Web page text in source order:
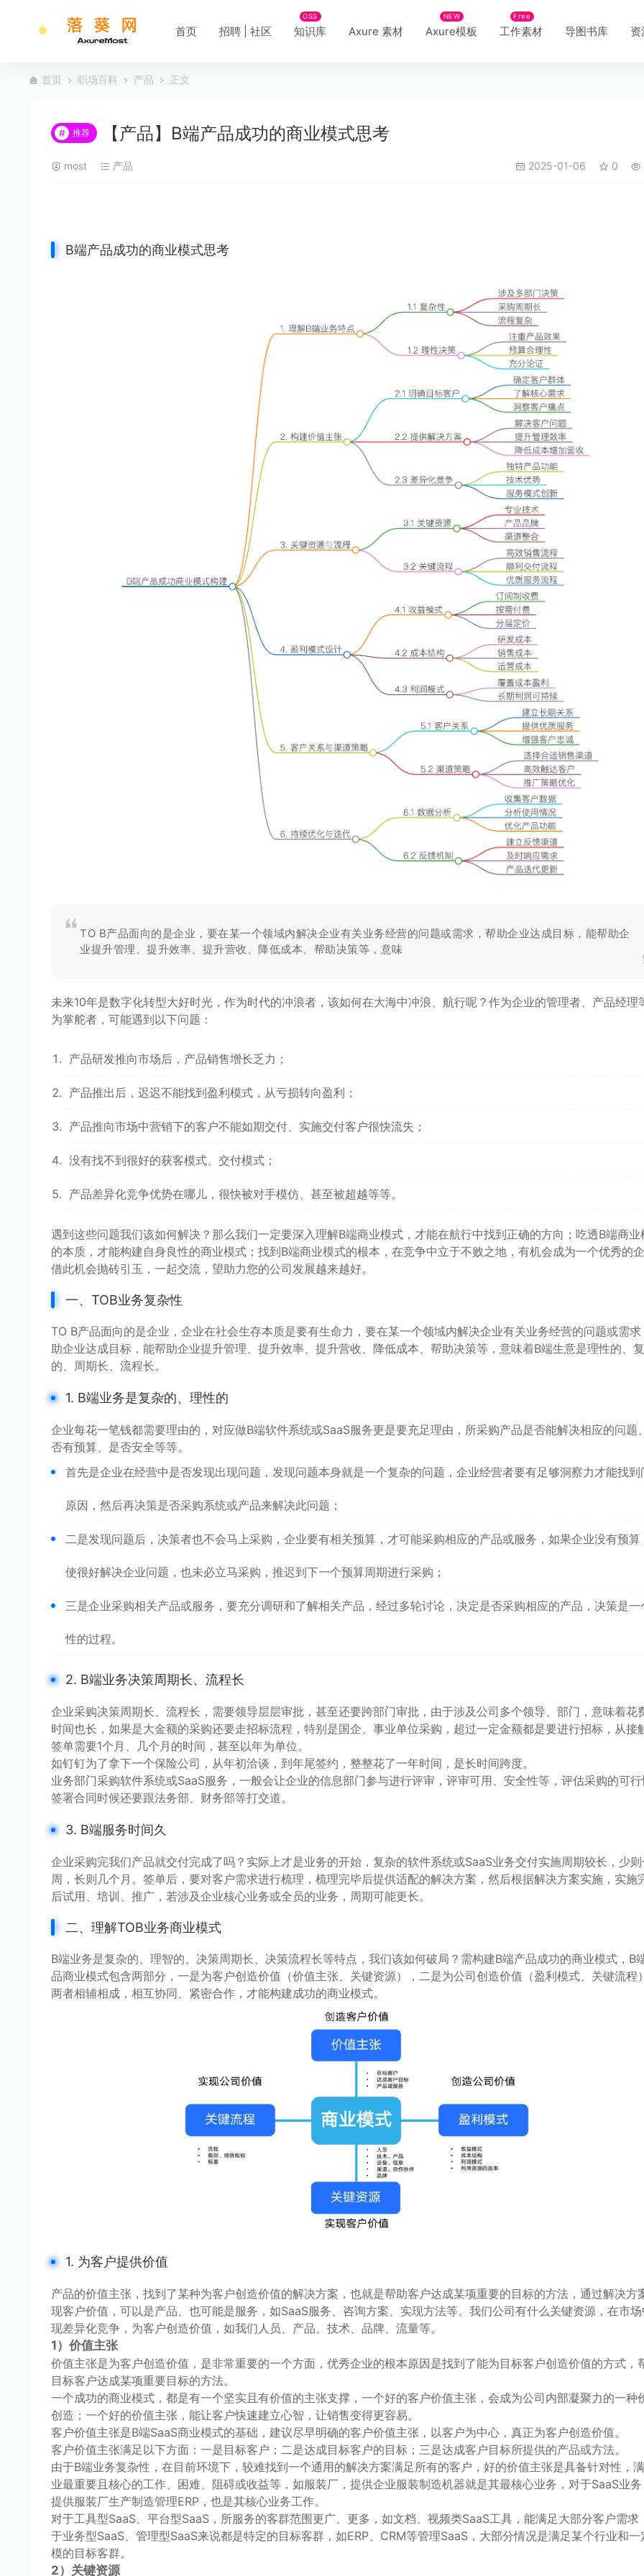
首页 招聘 | 社区 知识库
OSS
Axure 素材 Axure模板
NEW
工作素材
Free
导图书库 资
首页 职场百科 产品 正文
# 推荐 【产品】B端产品成功的商业模式思考
most 产品 2025-01-06 0
B端产品成功的商业模式思考
TO B产品面向的是企业，要在某一个领域内解决企业有关业务经营的问题或需求，帮助企业达成目标，能帮助企
业提升管理、提升效率、提升营收、降低成本、帮助决策等，意味
未来10年是数字化转型大好时光，作为时代的冲浪者，该如何在大海中冲浪、航行呢？作为企业的管理者、产品经理
为掌舵者，可能遇到以下问题：
产品研发推向市场后，产品销售增长乏力；
产品推出后，迟迟不能找到盈利模式，从亏损转向盈利；
产品推向市场中营销下的客户不能如期交付、实施交付客户很快流失；
没有找不到很好的获客模式、交付模式；
产品差异化竞争优势在哪儿，很快被对手模仿、甚至被超越等等。
遇到这些问题我们该如何解决？那么我们一定要深入理解B端商业模式，才能在航行中找到正确的方向；吃透B端商业
的本质，才能构建自身良性的商业模式；找到B端商业模式的根本，在竞争中立于不败之地，有机会成为一个优秀的企
借此机会抛砖引玉，一起交流，望助力您的公司发展越来越好。
一、TOB业务复杂性
TO B产品面向的是企业，企业在社会生存本质是要有生命力，要在某一个领域内解决企业有关业务经营的问题或需求
助企业达成目标，能帮助企业提升管理、提升效率、提升营收、降低成本、帮助决策等，意味着B端生意是理性的、
的、周期长、流程长。
1. B端业务是复杂的、理性的
企业每花一笔钱都需要理由的，对应做B端软件系统或SaaS服务更是要充足理由，所采购产品是否能解决相应的问题
否有预算、是否安全等等。
首先是企业在经营中是否发现出现问题，发现问题本身就是一个复杂的问题，企业经营者要有足够洞察力才能找到
原因，然后再决策是否采购系统或产品来解决此问题；
二是发现问题后，决策者也不会马上采购，企业要有相关预算，才可能采购相应的产品或服务，如果企业没有预算
使很好解决企业问题，也未必立马采购，推迟到下一个预算周期进行采购；
三是企业采购相关产品或服务，要充分调研和了解相关产品，经过多轮讨论，决定是否采购相应的产品，决策是一
性的过程。
2. B端业务决策周期长、流程长
企业采购决策周期长、流程长，需要领导层层审批，甚至还要跨部门审批，由于涉及公司多个领导、部门，意味着花
时间也长，如果是大金额的采购还要走招标流程，特别是国企、事业单位采购，超过一定金额都是要进行招标，从接
签单需要1个月、几个月的时间，甚至以年为单位。
如钉钉为了拿下一个保险公司，从年初洽谈，到年尾签约，整整花了一年时间，是长时间跨度。
业务部门采购软件系统或SaaS服务，一般会让企业的信息部门参与进行评审，评审可用、安全性等，评估采购的可行
签署合同时候还要跟法务部、财务部等打交道。
3. B端服务时间久
企业采购完我们产品就交付完成了吗？实际上才是业务的开始，复杂的软件系统或SaaS业务交付实施周期较长，少则
周，长则几个月。签单后，要对客户需求进行梳理，梳理完毕后提供适配的解决方案，然后根据解决方案实施，实施
后试用、培训、推广，若涉及企业核心业务或全员的业务，周期可能更长。
二、理解TOB业务商业模式
B端业务是复杂的、理智的、决策周期长、决策流程长等特点，我们该如何破局？需构建B端产品成功的商业模式，B
品商业模式包含两部分，一是为客户创造价值（价值主张、关键资源），二是为公司创造价值（盈利模式、关键流程
两者相辅相成，相互协同、紧密合作，才能构建成功的商业模式。
1. 为客户提供价值
产品的价值主张，找到了某种为客户创造价值的解决方案，也就是帮助客户达成某项重要的目标的方法，通过解决方
现客户价值，可以是产品、也可能是服务，如SaaS服务、咨询方案、实现方法等。我们公司有什么关键资源，在市场
现差异化竞争，为客户创造价值，如我们人员、产品、技术、品牌、流量等。
1）价值主张
价值主张是为客户创造价值，是非常重要的一个方面，优秀企业的根本原因是找到了能为目标客户创造价值的方式，
目标客户达成某项重要目标的方法。
一个成功的商业模式，都是有一个坚实且有价值的主张支撑，一个好的客户价值主张，会成为公司内部凝聚力的一种
创造；一个好的价值主张，能让客户快速建立心智，让销售变得更容易。
客户价值主张是B端SaaS商业模式的基础，建议尽早明确的客户价值主张，以客户为中心，真正为客户创造价值。
客户价值主张满足以下方面：一是目标客户；二是达成目标客户的目标；三是达成客户目标所提供的产品或方法。
由于B端业务复杂性，在目前环境下，较难找到一个通用的解决方案满足所有的客户，好的价值主张是具备针对性，
业最重要且核心的工作、困难、阻碍或收益等，如服装厂，提供企业服装制造机器就是其最核心业务，对于SaaS业
提供服装厂生产制造管理ERP，也是其核心业务工作。
对于工具型SaaS、平台型SaaS，所服务的客群范围更广、更多，如文档、视频类SaaS工具，能满足大部分客户需求
于业务型SaaS、管理型SaaS来说都是特定的目标客群，如ERP、CRM等管理SaaS，大部分情况是满足某个行业和一
模的目标客群。
2）关键资源